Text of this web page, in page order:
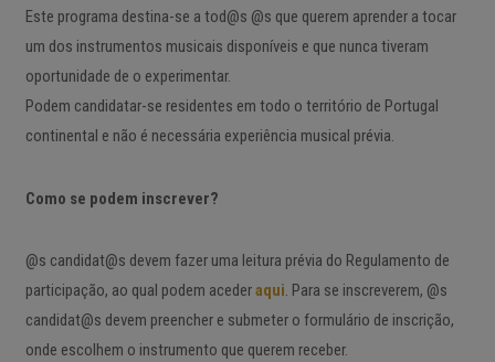
Este programa destina-se a tod@s @s que querem aprender a tocar
um dos instrumentos musicais disponíveis e que nunca tiveram
oportunidade de o experimentar.
Podem candidatar-se residentes em todo o território de Portugal
continental e não é necessária experiência musical prévia.
Como se podem inscrever?
@s candidat@s devem fazer uma leitura prévia do Regulamento de
participação, ao qual podem acederaqui. Para se inscreverem, @s
candidat@s devem preencher e submeter o formulário de inscrição,
onde escolhem o instrumento que querem receber.